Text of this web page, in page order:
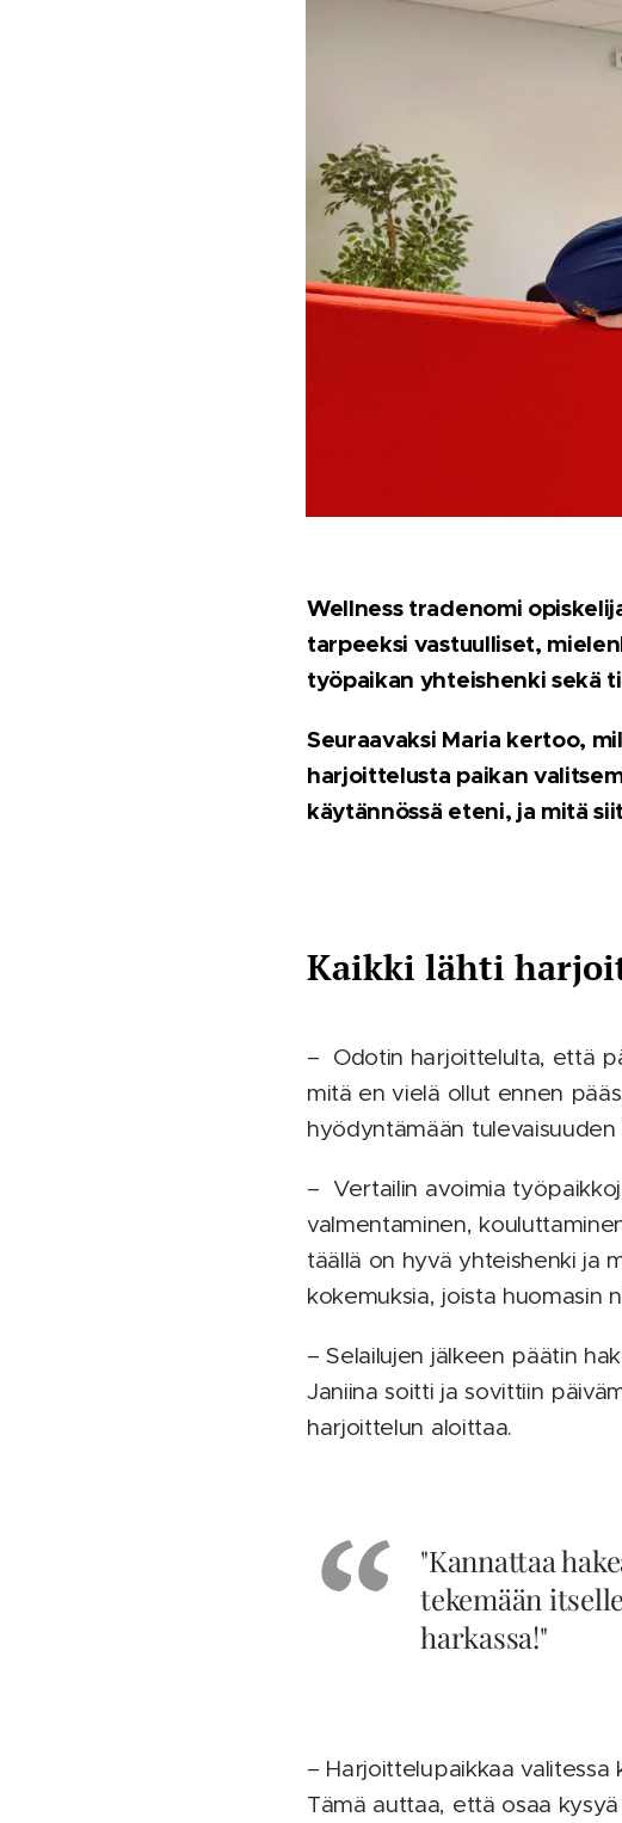
Wellness tradenomi
tarpeeksi vastuulliset,
työpaikan yhteishenki sekä
Seuraavaksi Maria kertoo,
harjoittelusta paikan
käytännössä eteni, ja mitä
Kaikki lähti
– Odotin harjoittelulta, että
mitä en vielä ollut ennen
hyödyntämään
– Vertailin avoimia
valmentaminen,
täällä on hyvä yhteishenki ja
kokemuksia, joista huomasin
– Selailujen jälkeen päätin
Janiina soitti ja sovittiin
harjoittelun aloittaa.
"Kannattaa
tekemään
harkassa!"
– Harjoittelupaikkaa
Tämä auttaa, että osaa